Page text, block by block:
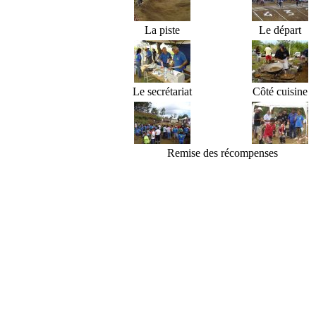
La piste Le départ
Le secrétariat Côté cuisine
Remise des récompenses